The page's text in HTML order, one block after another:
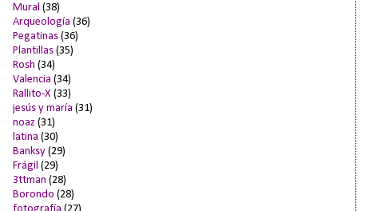
Mural (38)
Arqueología (36)
Pegatinas (36)
Plantillas (35)
Rosh (34)
Valencia (34)
Rallito-X (33)
jesús y maría (31)
noaz (31)
latina (30)
Banksy (29)
Frágil (29)
3ttman (28)
Borondo (28)